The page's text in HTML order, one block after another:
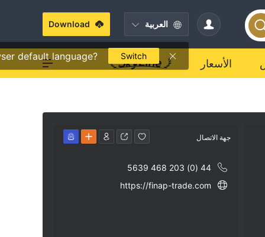
العربية
default language? Switch
Download
الأسعار
جهة الاتصال
44 (0) 203 468 5639
https://finap-trade.com